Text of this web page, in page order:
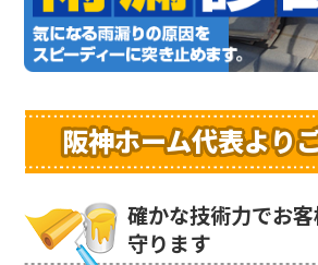
阪神ホーム代表より
確かな技術力でお
守ります